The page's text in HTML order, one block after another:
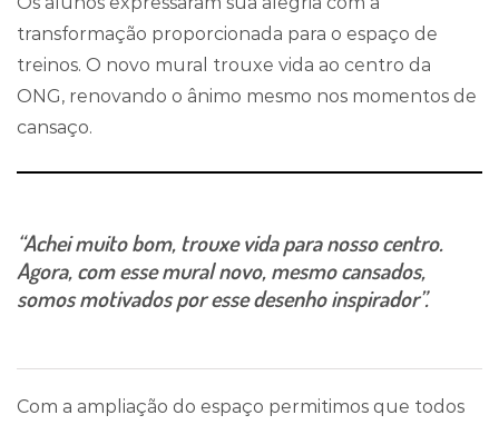
transformação proporcionada para o espaço de
treinos. O novo mural trouxe vida ao centro da
ONG, renovando o ânimo mesmo nos momentos de
cansaço.
“Achei muito bom, trouxe vida para nosso centro.
Agora, com esse mural novo, mesmo cansados,
somos motivados por esse desenho inspirador”.
Com a ampliação do espaço permitimos que todos